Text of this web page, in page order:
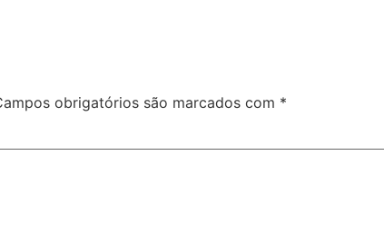
obrigatórios são marcados com *